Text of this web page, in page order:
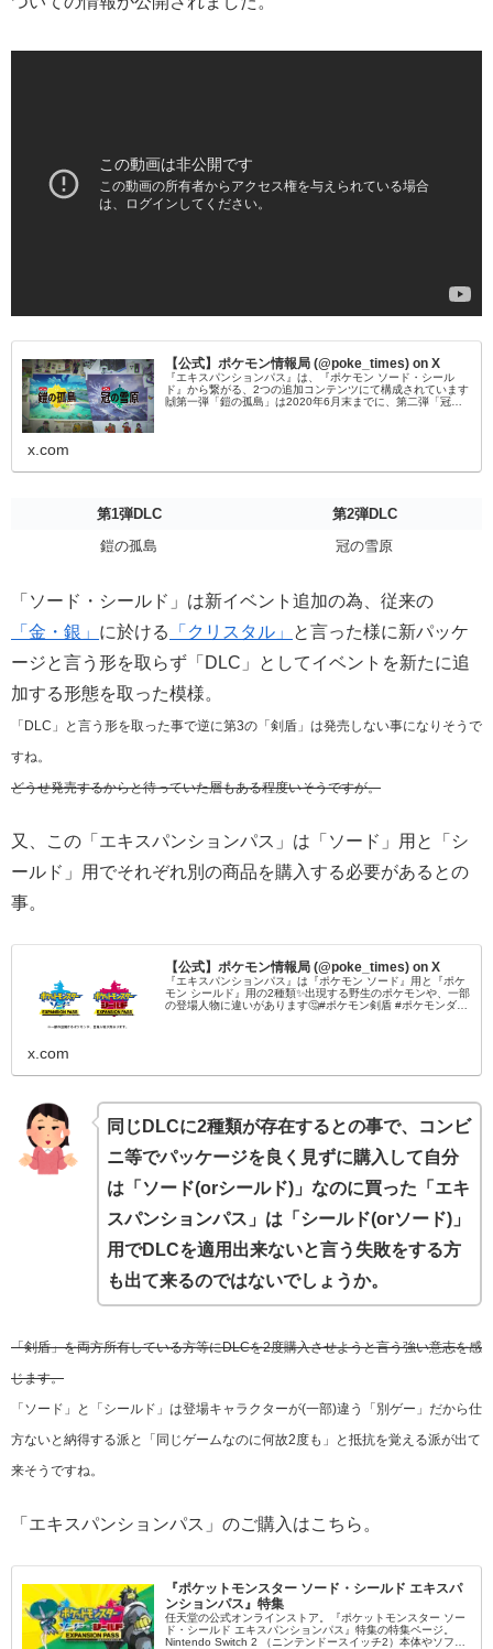
【公式】ポケモン情報局 (@poke_times) on X
『エキスパンションパス』は、『ポケモン ソード・シール
ド』から繋がる、2つの追加コンテンツにて構成されています
🙌第一弾「鎧の孤島」は2020年6月末までに、第二弾「冠の
x.com
第1弾DLC 第2弾DLC
鎧の孤島
冠の雪原
「ソード・シールド」は新イベント追加の為、従来の
「金・銀」 に於ける 「クリスタル」
と言った様に新パッケ
ージと言う形を取らず「DLC」としてイベントを新たに追
加する形態を取った模様。
「DLC」と言う形を取った事で逆に第3の「剣盾」は発売しない事になりそうで
すね。
どうせ発売するからと待っていた層もある程度いそうですが。
又、この「エキスパンションパス」は「ソード」用と「シ
ールド」用でそれぞれ別の商品を購入する必要があるとの
事。
【公式】ポケモン情報局 (@poke_times) on X
『エキスパンションパス』は『ポケモン ソード』用と『ポケ
モン シールド』用の2種類✨出現する野生のポケモンや、一部
の登場人物に違いがあります🤔#ポケモン剣盾 #ポケモンダイ
x.com
同じDLCに2種類が存在するとの事で、コンビ
ニ等でパッケージを良く見ずに購入して自分
は「ソード(orシールド)」なのに買った「エキ
スパンションパス」は「シールド(orソード)」
用でDLCを適用出来ないと言う失敗をする方
も出て来るのではないでしょうか。
「剣盾」を両方所有している方等にDLCを2度購入させようと言う強い意志を感
じます。
「ソード」と「シールド」は登場キャラクターが(一部)違う「別ゲー」だから仕
方ないと納得する派と「同じゲームなのに何故2度も」と抵抗を覚える派が出て
来そうですね。
「エキスパンションパス」のご購入はこちら。
『ポケットモンスター ソード・シールド エキスパ
ンションパス』特集
任天堂の公式オンラインストア。『ポケットモンスター ソー
ド・シールド エキスパンションパス』特集の特集ページ。
Nintendo Switch 2 （ニンテンドースイッチ2）本体やソフ